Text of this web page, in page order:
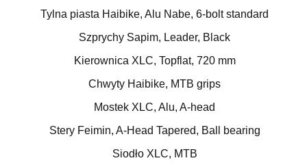
Tylna piasta Haibike, Alu Nabe, 6-bolt standard
Szprychy Sapim, Leader, Black
Kierownica XLC, Topflat, 720 mm
Chwyty Haibike, MTB grips
Mostek XLC, Alu, A-head
Stery Feimin, A-Head Tapered, Ball bearing
Siodło XLC, MTB